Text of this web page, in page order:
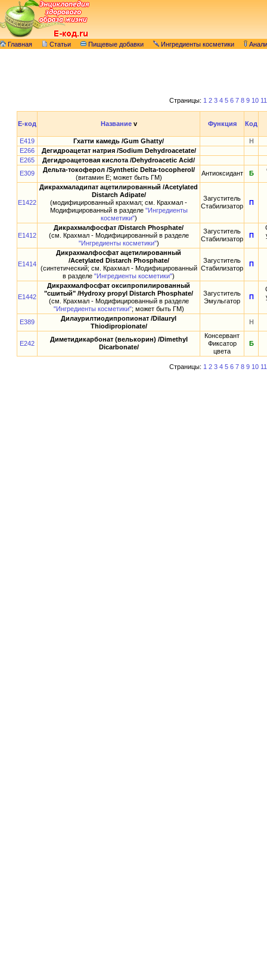
Главная Статьи Пищевые добавки Ингредиенты косметики
Страницы: 1 2 3 4 5 6 7 8 9 10 11
E-код Названиеv Функция Код
E419 Гхатти камедь /Gum Ghatty/
Н
E266
Дегидроацетат натрия /Sodium Dehydroacetate/
E265
Дегидроацетовая кислота /Dehydroacetic Acid/
E309
Дельта-токоферол /Synthetic Delta-tocopherol/
(витамин E; может быть ГМ)
Антиоксидант Б
E1422
Дикрахмаладипат ацетилированный /Acetylated
Distarch Adipate/
(модифицированный крахмал; см. Крахмал -
Модифицированный в разделе "Ингредиенты
косметики")
Загуститель
Стабилизатор
П
E1412
Дикрахмалфосфат /Distarch Phosphate/
(см. Крахмал - Модифицированный в разделе
"Ингредиенты косметики")
Загуститель
Стабилизатор
П
E1414
Дикрахмалфосфат ацетилированный
/Acetylated Distarch Phosphate/
(синтетический; см. Крахмал - Модифицированный
в разделе "Ингредиенты косметики")
Загуститель
Стабилизатор
П
E1442
Дикрахмалфосфат оксипропилированный
"сшитый" /Hydroxy propyl Distarch Phosphate/
(см. Крахмал - Модифицированный в разделе
"Ингредиенты косметики"; может быть ГМ)
Загуститель
Эмульгатор
П
E389
Дилаурилтиодипропионат /Dilauryl
Thiodipropionate/
Н
E242
Диметидикарбонат (велькорин) /Dimethyl
Dicarbonate/
Консервант
Фиксатор
цвета
Б
Страницы: 1 2 3 4 5 6 7 8 9 10 11